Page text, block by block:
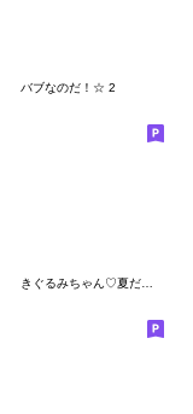
バブなのだ！☆ 2